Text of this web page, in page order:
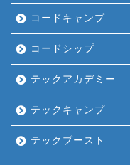
コードキャンプ
コードシップ
テックアカデミー
テックキャンプ
テックブースト